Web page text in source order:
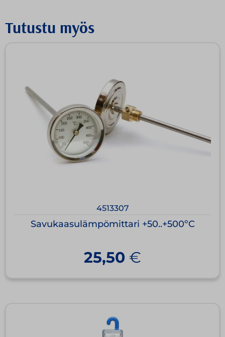
Tutustu myös
4513307
Savukaasulämpömittari +50..+500ºC
25,50 €